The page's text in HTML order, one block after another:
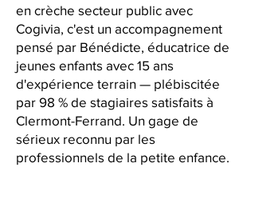
en crèche secteur public avec
Cogivia, c'est un accompagnement
pensé par Bénédicte, éducatrice de
jeunes enfants avec 15 ans
d'expérience terrain — plébiscitée
par 98 % de stagiaires satisfaits à
Clermont-Ferrand. Un gage de
sérieux reconnu par les
professionnels de la petite enfance.